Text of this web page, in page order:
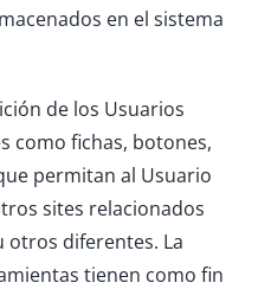
en el sistema
de los Usuarios
como fichas, botones,
permitan al Usuario
sites relacionados
otros diferentes. La
tienen como fin